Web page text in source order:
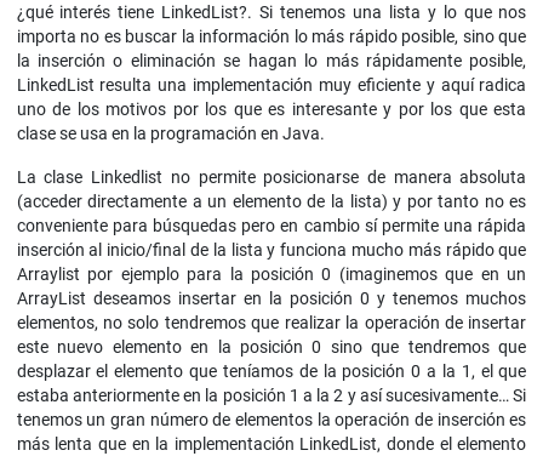
¿qué interés tiene LinkedList?. Si tenemos una lista y lo que nos
importa no es buscar la información lo más rápido posible, sino que
la inserción o eliminación se hagan lo más rápidamente posible,
LinkedList resulta una implementación muy eficiente y aquí radica
uno de los motivos por los que es interesante y por los que esta
clase se usa en la programación en Java.
La clase Linkedlist no permite posicionarse de manera absoluta
(acceder directamente a un elemento de la lista) y por tanto no es
conveniente para búsquedas pero en cambio sí permite una rápida
inserción al inicio/final de la lista y funciona mucho más rápido que
Arraylist por ejemplo para la posición 0 (imaginemos que en un
ArrayList deseamos insertar en la posición 0 y tenemos muchos
elementos, no solo tendremos que realizar la operación de insertar
este nuevo elemento en la posición 0 sino que tendremos que
desplazar el elemento que teníamos de la posición 0 a la 1, el que
estaba anteriormente en la posición 1 a la 2 y así sucesivamente… Si
tenemos un gran número de elementos la operación de inserción es
más lenta que en la implementación LinkedList, donde el elemento